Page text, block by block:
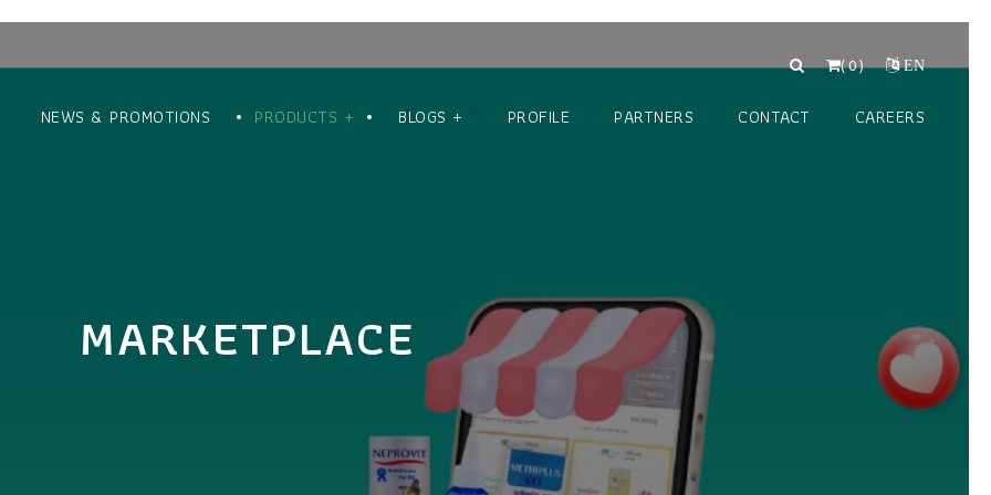
(0) EN
NEWS & PROMOTIONS PRODUCTS + BLOGS + PROFILE PARTNERS CONTACT CAREERS
MARKETPLACE